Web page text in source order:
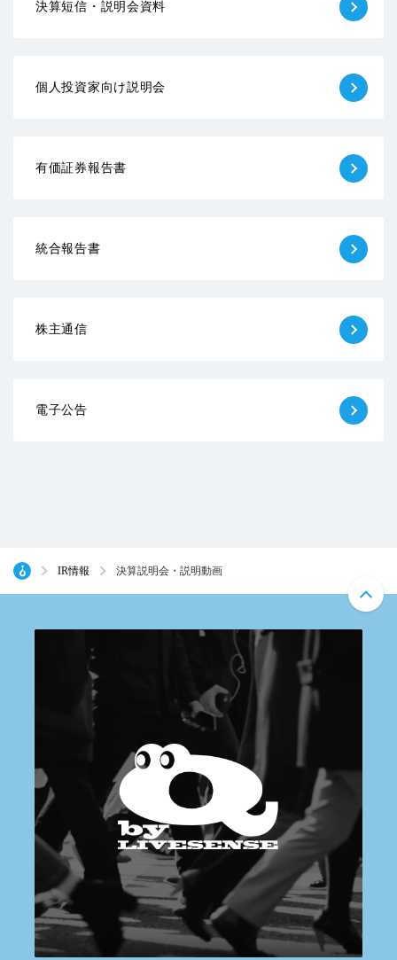
決算短信・説明会資料
個人投資家向け説明会
有価証券報告書
統合報告書
株主通信
電子公告
IR情報 決算説明会・説明動画